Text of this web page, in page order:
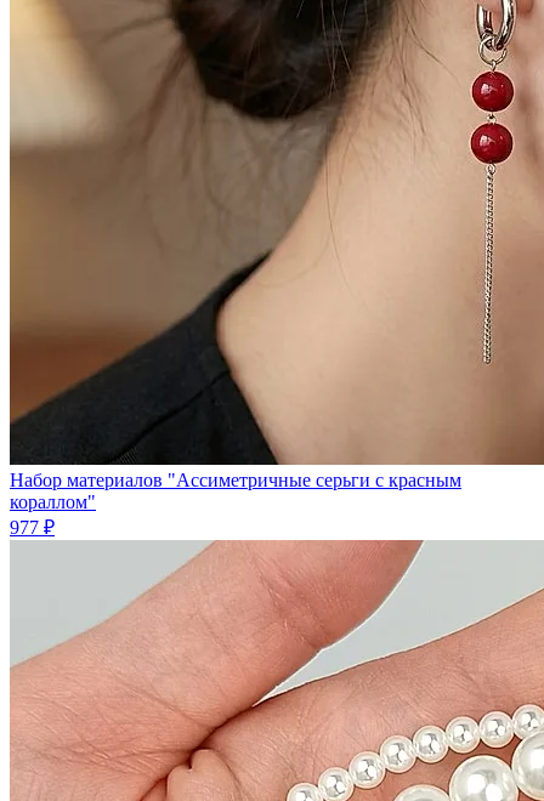
Набор материалов "Ассиметричные серьги с красным
кораллом"
977 ₽